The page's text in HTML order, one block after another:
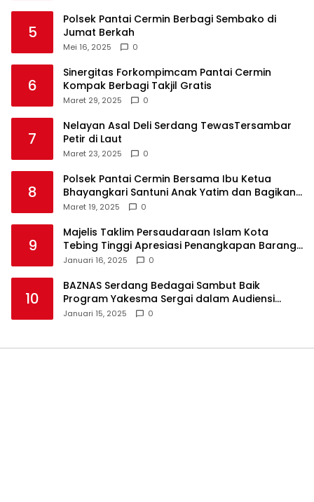
5
Polsek Pantai Cermin Berbagi Sembako di
Jumat Berkah
Mei 16, 2025 0
6
Sinergitas Forkompimcam Pantai Cermin
Kompak Berbagi Takjil Gratis
Maret 29, 2025 0
7
Nelayan Asal Deli Serdang TewasTersambar
Petir di Laut
Maret 23, 2025 0
8
Polsek Pantai Cermin Bersama Ibu Ketua
Bhayangkari Santuni Anak Yatim dan Bagikan
Takjil
Maret 19, 2025 0
9
Majelis Taklim Persaudaraan Islam Kota
Tebing Tinggi Apresiasi Penangkapan Barang
Haram
Januari 16, 2025 0
10
BAZNAS Serdang Bedagai Sambut Baik
Program Yakesma Sergai dalam Audiensi
Perkenalan Pengurus Baru
Januari 15, 2025 0